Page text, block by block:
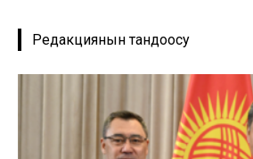
Редакциянын тандоосу